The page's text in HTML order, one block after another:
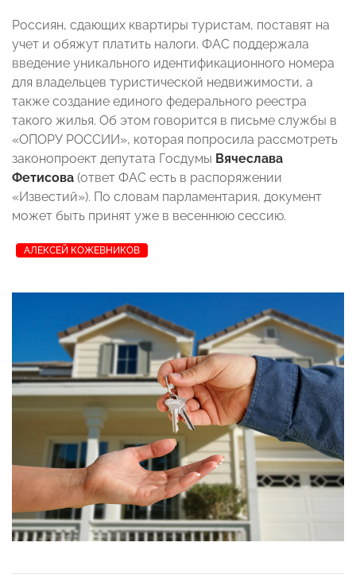
Россиян, сдающих квартиры туристам, поставят на
учет и обяжут платить налоги. ФАС поддержала
введение уникального идентификационного номера
для владельцев туристической недвижимости, а
также создание единого федерального реестра
такого жилья. Об этом говорится в письме службы в
«ОПОРУ РОССИИ», которая попросила рассмотреть
законопроект депутата Госдумы Вячеслава
Фетисова (ответ ФАС есть в распоряжении
«Известий»). По словам парламентария, документ
может быть принят уже в весеннюю сессию.
АЛЕКСЕЙ КОЖЕВНИКОВ